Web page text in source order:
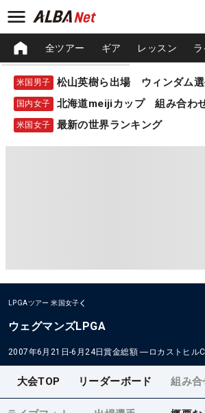
全ツアー ギア レッスン
米国男子 松山英樹ら出場 ウィンダム
国内女子 北海道meijiカップ 組み合わ
米国女子 最新の世界ランキング
LPGAツアー 米国女子
ウェグマンズLPGA
2007年6月21日-6月24日賞金総額 ― ロカストヒル
大会TOP リーダーボード 組み合